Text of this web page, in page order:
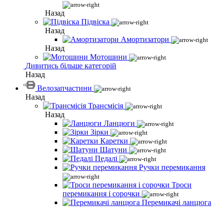
Назад
Підвіска
Назад
Амортизатори
Назад
Мотошини
Дивитись більше категорій
Назад
Велозапчастини
Назад
Трансмісія
Назад
Ланцюги
Зірки
Каретки
Шатуни
Педалі
Ручки перемикання
Троси
перемикання і сорочки
Перемикачі ланцюга